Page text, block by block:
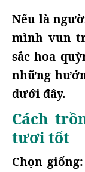
Nếu là
mình vun
sắc hoa
những
dưới đây.
Cách
tươi tốt
Chọn giống: